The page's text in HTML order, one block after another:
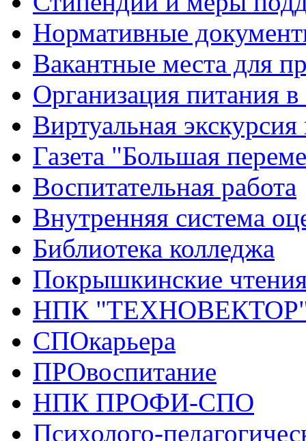
Нормативные
Вакантные места для
Организация питания в
Виртуальная
Газета "Большая
Воспитательная работа
Внутренняя система
Библиотека колледжа
Покрышкинские
НПК
СПОкарьера
ПРОвоспитание
НПК ПРОФИ-СПО
Психолого-